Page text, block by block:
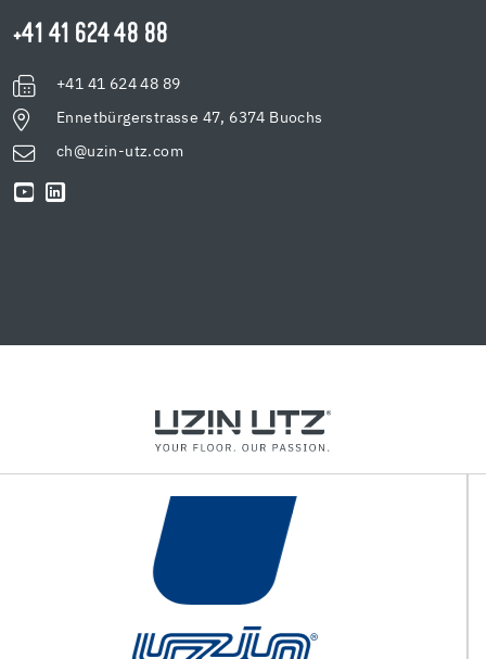
+41 41 624 48 88
+41 41 624 48 89
Ennetbürgerstrasse 47, 6374 Buochs
ch@uzin-utz.com